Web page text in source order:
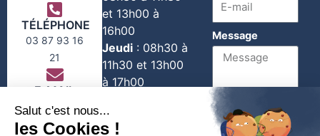
TÉLÉPHONE
03 87 93 16
21
E-MAIL
contact@falck-
moselle.com
et 13h00 à
16h00
Jeudi : 08h30 à
11h30 et 13h00
à 17h00
08h30 à 11h30
1er et 3e
Message